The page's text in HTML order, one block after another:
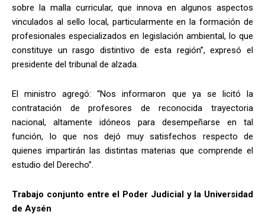
sobre la malla curricular, que innova en algunos aspectos
vinculados al sello local, particularmente en la formación de
profesionales especializados en legislación ambiental, lo que
constituye un rasgo distintivo de esta región”, expresó el
presidente del tribunal de alzada.
El ministro agregó: “Nos informaron que ya se licitó la
contratación de profesores de reconocida trayectoria
nacional, altamente idóneos para desempeñarse en tal
función, lo que nos dejó muy satisfechos respecto de
quienes impartirán las distintas materias que comprende el
estudio del Derecho”.
Trabajo conjunto entre el Poder Judicial y la Universidad
de Aysén